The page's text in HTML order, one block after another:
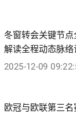
冬窗转会关键节
解读全程动态脉络
2025-12-09
欧冠与欧联第三